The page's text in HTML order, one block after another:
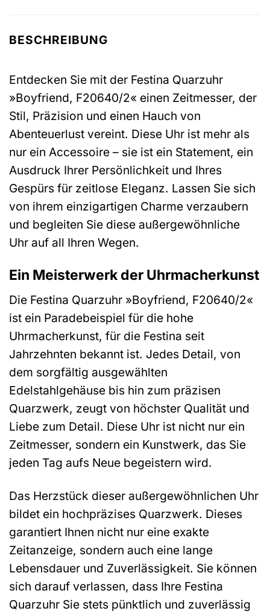
BESCHREIBUNG
Entdecken Sie mit der Festina Quarzuhr
»Boyfriend, F20640/2« einen Zeitmesser, der
Stil, Präzision und einen Hauch von
Abenteuerlust vereint. Diese Uhr ist mehr als
nur ein Accessoire – sie ist ein Statement, ein
Ausdruck Ihrer Persönlichkeit und Ihres
Gespürs für zeitlose Eleganz. Lassen Sie sich
von ihrem einzigartigen Charme verzaubern
und begleiten Sie diese außergewöhnliche
Uhr auf all Ihren Wegen.
Ein Meisterwerk der Uhrmacherkunst
Die Festina Quarzuhr »Boyfriend, F20640/2«
ist ein Paradebeispiel für die hohe
Uhrmacherkunst, für die Festina seit
Jahrzehnten bekannt ist. Jedes Detail, von
dem sorgfältig ausgewählten
Edelstahlgehäuse bis hin zum präzisen
Quarzwerk, zeugt von höchster Qualität und
Liebe zum Detail. Diese Uhr ist nicht nur ein
Zeitmesser, sondern ein Kunstwerk, das Sie
jeden Tag aufs Neue begeistern wird.
Das Herzstück dieser außergewöhnlichen Uhr
bildet ein hochpräzises Quarzwerk. Dieses
garantiert Ihnen nicht nur eine exakte
Zeitanzeige, sondern auch eine lange
Lebensdauer und Zuverlässigkeit. Sie können
sich darauf verlassen, dass Ihre Festina
Quarzuhr Sie stets pünktlich und zuverlässig